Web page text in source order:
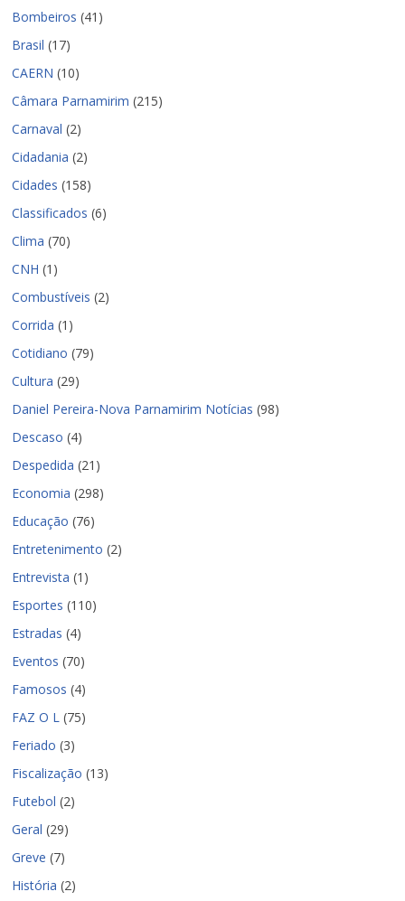
Bombeiros (41)
Brasil (17)
CAERN (10)
Câmara Parnamirim (215)
Carnaval (2)
Cidadania (2)
Cidades (158)
Classificados (6)
Clima (70)
CNH (1)
Combustíveis (2)
Corrida (1)
Cotidiano (79)
Cultura (29)
Daniel Pereira-Nova Parnamirim Notícias (98)
Descaso (4)
Despedida (21)
Economia (298)
Educação (76)
Entretenimento (2)
Entrevista (1)
Esportes (110)
Estradas (4)
Eventos (70)
Famosos (4)
FAZ O L (75)
Feriado (3)
Fiscalização (13)
Futebol (2)
Geral (29)
Greve (7)
História (2)